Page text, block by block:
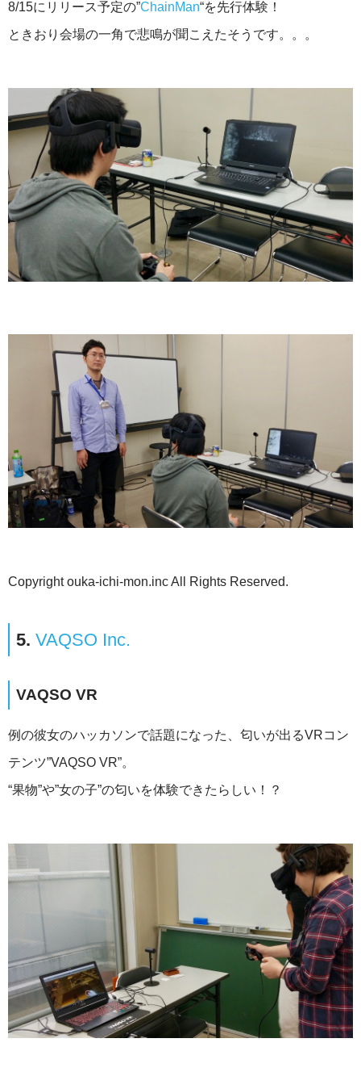
8/15にリリース予定の”ChainMan“を先行体験！
ときおり会場の一角で悲鳴が聞こえたそうです。。。
Copyright ouka-ichi-mon.inc All Rights Reserved.
5. VAQSO Inc.
VAQSO VR
例の彼女のハッカソンで話題になった、匂いが出るVRコン
テンツ”VAQSO VR”。
“果物”や”女の子”の匂いを体験できたらしい！？